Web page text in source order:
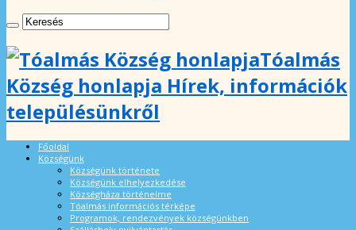
Tóalmás
Község honlapja Hírek, információk
településünkről
Főoldal
Községünk
Községünk története
Községünk elhelyezkedése
Községháza történelme
Tóalmás információs térképe
Programok, rendezvények községünkben